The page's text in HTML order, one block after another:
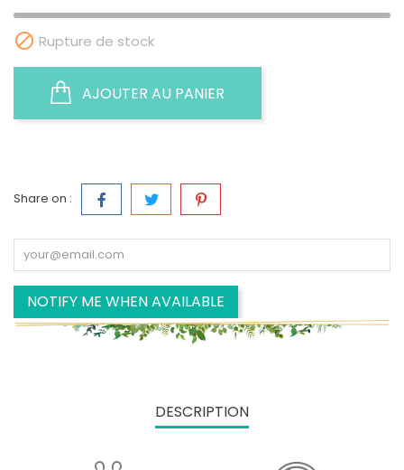
 Rupture de stock
AJOUTER AU PANIER
Share on :
NOTIFY ME WHEN AVAILABLE
DESCRIPTION